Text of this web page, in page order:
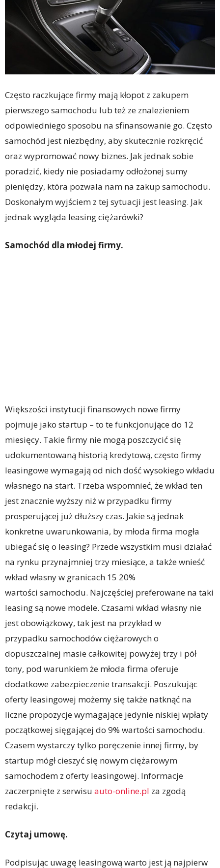
Często raczkujące firmy mają kłopot z zakupem
pierwszego samochodu lub też ze znalezieniem
odpowiedniego sposobu na sfinansowanie go. Często
samochód jest niezbędny, aby skutecznie rozkręcić
oraz wypromować nowy biznes. Jak jednak sobie
poradzić, kiedy nie posiadamy odłożonej sumy
pieniędzy, która pozwala nam na zakup samochodu.
Doskonałym wyjściem z tej sytuacji jest leasing. Jak
jednak wygląda leasing ciężarówki?
Samochód dla młodej firmy.
Większości instytucji finansowych nowe firmy
pojmuje jako startup – to te funkcjonujące do 12
miesięcy. Takie firmy nie mogą poszczycić się
udokumentowaną historią kredytową, często firmy
leasingowe wymagają od nich dość wysokiego wkładu
własnego na start. Trzeba wspomnieć, że wkład ten
jest znacznie wyższy niż w przypadku firmy
prosperującej już dłuższy czas. Jakie są jednak
konkretne uwarunkowania, by młoda firma mogła
ubiegać się o leasing? Przede wszystkim musi działać
na rynku przynajmniej trzy miesiące, a także wnieść
wkład własny w granicach 15 20%
wartości samochodu. Najczęściej preferowane na taki
leasing są nowe modele. Czasami wkład własny nie
jest obowiązkowy, tak jest na przykład w
przypadku samochodów ciężarowych o
dopuszczalnej masie całkowitej powyżej trzy i pół
tony, pod warunkiem że młoda firma oferuje
dodatkowe zabezpieczenie transakcji. Poszukując
oferty leasingowej możemy się także natknąć na
liczne propozycje wymagające jedynie niskiej wpłaty
początkowej sięgającej do 9% wartości samochodu.
Czasem wystarczy tylko poręczenie innej firmy, by
startup mógł cieszyć się nowym ciężarowym
samochodem z oferty leasingowej. Informacje
zaczerpnięte z serwisu auto-online.pl za zgodą
redakcji.
Czytaj umowę.
Podpisując uwagę leasingową warto jest ją najpierw